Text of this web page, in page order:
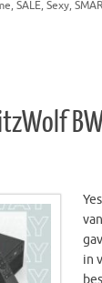
, SALE, Sexy,
Yes
in